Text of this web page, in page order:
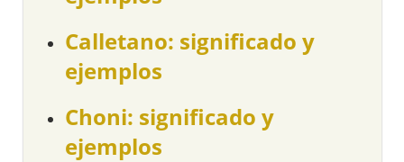
Calletano: significado y
ejemplos
Choni: significado y
ejemplos